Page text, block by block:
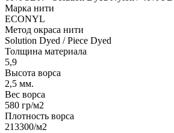
Марка нити
ECONYL
Метод окраса нити
Solution Dyed / Piece Dyed
Толщина материала
5,9
Высота ворса
2,5 мм.
Вес ворса
580 гр/м2
Плотность ворса
213300/м2